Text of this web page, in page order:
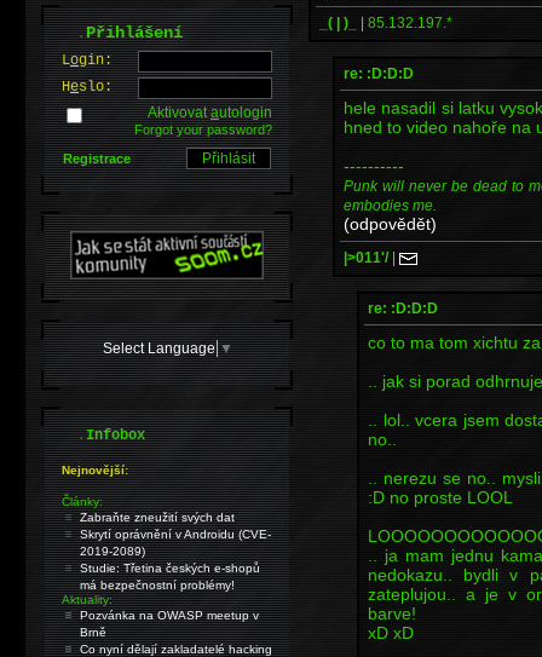
_( | )_ | 85.132.197.*
re: :D:D:D
hele nasadil si latku
hned to video nahoře na
----------
Punk will never be dead to
embodies me.
(odpovědět)
|>011'/|
re: :D:D:D
co to ma tom xichtu
.. jak si porad
.. lol.. vcera jsem
no..
.. nerezu se no..
:D no proste LOOL
.. ja mam jednu
nedokazu.. bydli v
zateplujou.. a je v
barve!
xD xD
.Přihlášení
Login:
Heslo:
Aktivovatautologin
Forgot your password?
Registrace
Select Language ▼
.Infobox
Nejnovější:
Články:
Zabraňte zneužití svých dat
Skrytí oprávnění v Androidu (CVE-
2019-2089)
Studie: Třetina českých e-shopů
má bezpečnostní problémy!
Aktuality:
Pozvánka na OWASP meetup v
Brně
Co nyní dělají zakladatelé hacking